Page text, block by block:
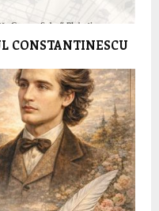
CONSTANTINESCU